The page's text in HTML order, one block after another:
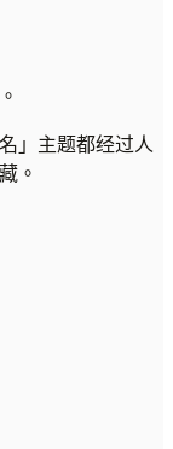
」主题都经过人
。